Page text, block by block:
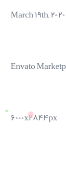
March ۱۹th, ۲۰۲۰
Envato
۶۰۰۰x۲۸۴۴px